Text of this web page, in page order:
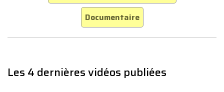
Documentaire
Les 4 dernières vidéos publiées